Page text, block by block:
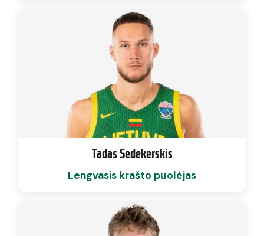
Tadas Sedekerskis
Lengvasis krašto puolėjas